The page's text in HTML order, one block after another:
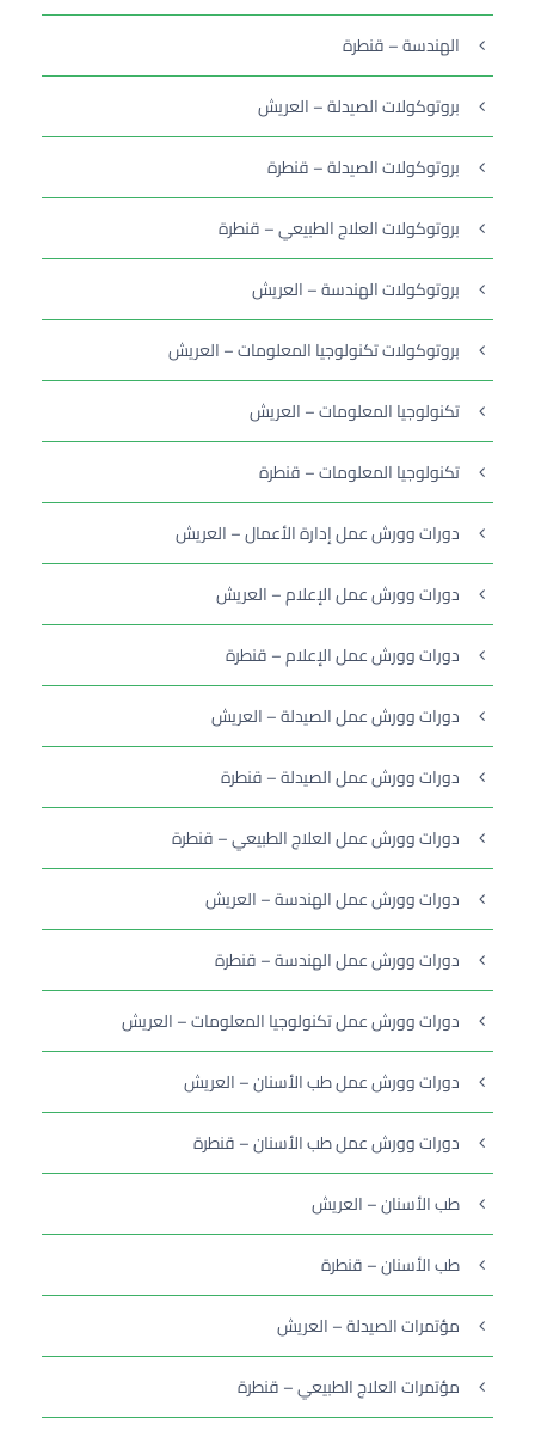
الهندسة – قنطرة
بروتوكولات الصيدلة – العريش
بروتوكولات الصيدلة – قنطرة
بروتوكولات العلاج الطبيعي – قنطرة
بروتوكولات الهندسة – العريش
بروتوكولات تكنولوجيا المعلومات – العريش
تكنولوجيا المعلومات – العريش
تكنولوجيا المعلومات – قنطرة
دورات وورش عمل إدارة الأعمال – العريش
دورات وورش عمل الإعلام – العريش
دورات وورش عمل الإعلام – قنطرة
دورات وورش عمل الصيدلة – العريش
دورات وورش عمل الصيدلة – قنطرة
دورات وورش عمل العلاج الطبيعي – قنطرة
دورات وورش عمل الهندسة – العريش
دورات وورش عمل الهندسة – قنطرة
دورات وورش عمل تكنولوجيا المعلومات – العريش
دورات وورش عمل طب الأسنان – العريش
دورات وورش عمل طب الأسنان – قنطرة
طب الأسنان – العريش
طب الأسنان – قنطرة
مؤتمرات الصيدلة – العريش
مؤتمرات العلاج الطبيعي – قنطرة